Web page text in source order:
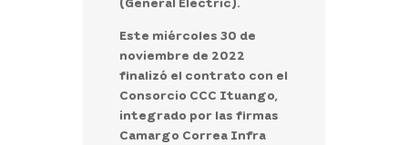
Este miércoles 30 de
noviembre de 2022
finalizó el contrato con el
Consorcio CCC Ituango,
integrado por las firmas
Camargo Correa Infra